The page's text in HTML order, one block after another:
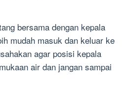
bersama dengan kepala
mudah masuk dan keluar ke
agar posisi kepala
air dan jangan sampai